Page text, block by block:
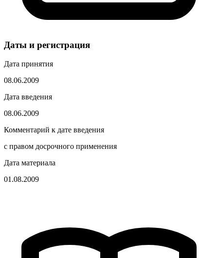
Даты и регистрация
Дата принятия
08.06.2009
Дата введения
08.06.2009
Комментарий к дате введения
с правом досрочного применения
Дата материала
01.08.2009